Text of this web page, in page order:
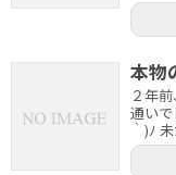
本物
２年
通い
｀)ﾉ